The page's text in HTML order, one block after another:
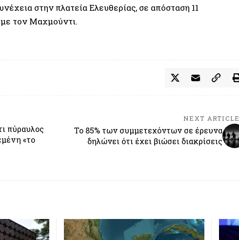
στην πλατεία Ελευθερίας, σε απόσταση 11
τον Μαχμούντι.
πύραυλος
«το
NEXT ARTICLE
Το 85% των συμμετεχόντων σε έρευνα
δηλώνει ότι έχει βιώσει διακρίσεις